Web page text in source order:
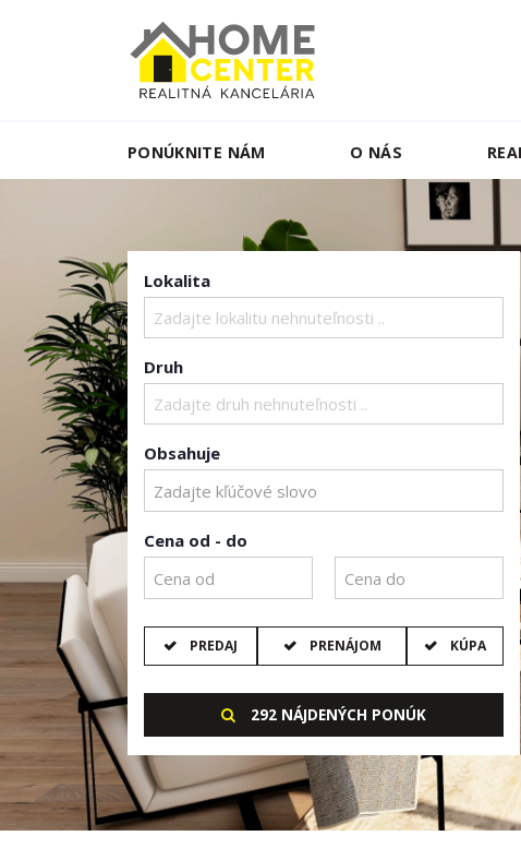
PONÚKNITE NÁM O NÁS
Lokalita
Zadajte lokalitu nehnuteľnosti ..
Druh
Zadajte druh nehnuteľnosti ..
Obsahuje
Cena od - do
PREDAJ PRENÁJOM KÚPA
292 NÁJDENÝCH PONÚK